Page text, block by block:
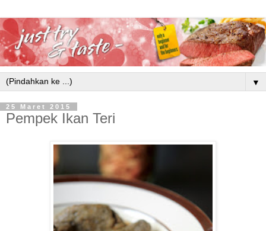
▼
25 Maret 2015
Pempek Ikan Teri